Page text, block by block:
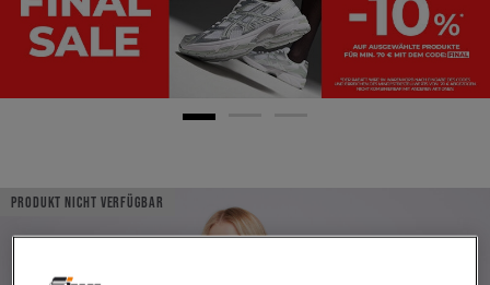
PRODUKT NICHT VERFÜGBAR